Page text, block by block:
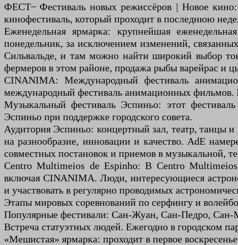
ФЕСТ ̶ Фестиваль новых режиссёров | Новое
кинофестиваль, который проходит в последнюю
Еженедельная ярмарка: крупнейшая
понедельник, за исключением изменений,
Сильвальде, и там можно найти широкий выбор
фермеров в этом районе, продажа рыбы варейрас и
CINANIMA: Международный фестиваль
международный фестиваль анимационных фильмов.
Музыкальный фестиваль Эспиньо: этот
Эспиньо при поддержке городского совета.
Аудитория Эспиньо: концертный зал, театр,
на разнообразие, инновации и качество. AdE
совместных постановок и приемов в музыкальной,
Centro Multimeios de Espinho: В Centro Multimeios
включая CINANIMA. Люди, интересующиеся
и участвовать в регулярно проводимых
Этапы мировых соревнований по серфингу и
Популярные фестивали: Сан-Жуан, Сан-Педро,
Встреча статуэтных людей. Ежегодно в городском
«Мешистая» ярмарка: проходит в первое